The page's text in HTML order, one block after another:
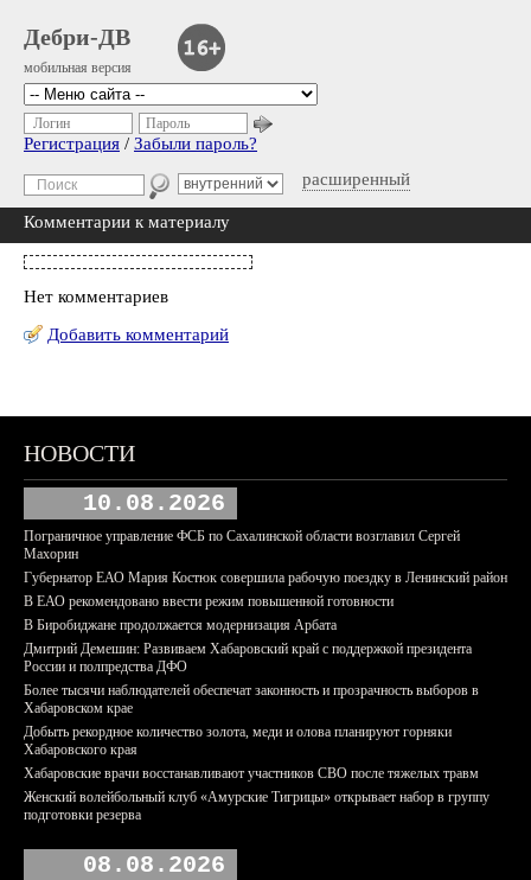
Дебри-ДВ
мобильная версия
расширенный
Логин Пароль
Регистрация / Забыли пароль?
Комментарии к материалу
Нет комментариев
Добавить комментарий
НОВОСТИ
10.08.2026
Пограничное управление ФСБ по Сахалинской области возглавил Сергей
Махорин
Губернатор ЕАО Мария Костюк совершила рабочую поездку в Ленинский район
В ЕАО рекомендовано ввести режим повышенной готовности
В Биробиджане продолжается модернизация Арбата
Дмитрий Демешин: Развиваем Хабаровский край с поддержкой президента
России и полпредства ДФО
Более тысячи наблюдателей обеспечат законность и прозрачность выборов в
Хабаровском крае
Добыть рекордное количество золота, меди и олова планируют горняки
Хабаровского края
Хабаровские врачи восстанавливают участников СВО после тяжелых травм
Женский волейбольный клуб «Амурские Тигрицы» открывает набор в группу
подготовки резерва
08.08.2026